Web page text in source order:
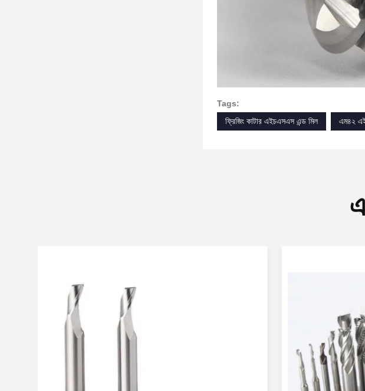
Tags:
ফ্রিজিং কাটার এইচএসএস এন্ড মিল
এম৪২